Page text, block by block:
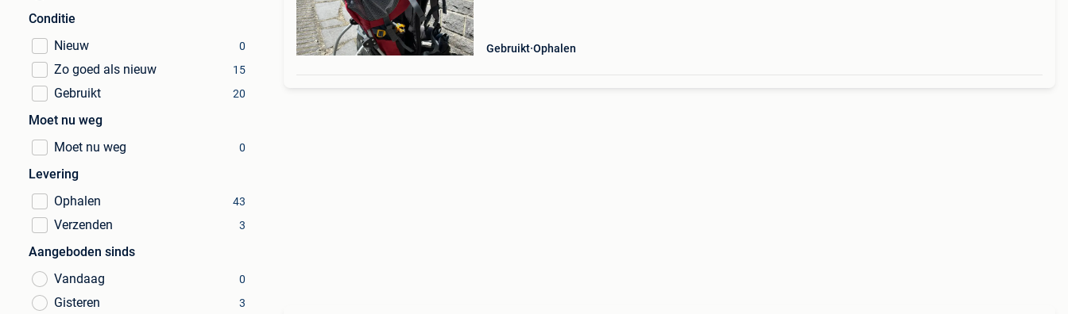
Conditie
Nieuw
0
Zo goed als nieuw 15
Gebruikt 20
Moet nu weg
Moet nu weg
0
Levering
Ophalen
43
Verzenden 3
Aangeboden sinds
Vandaag
0
Gisteren 3
Gebruikt Ophalen